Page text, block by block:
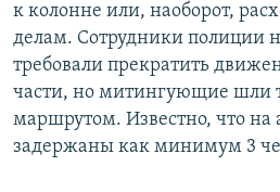
к колонне или, наоборот,
делам. Сотрудники полиции
требовали прекратить
части, но митингующие шли
маршрутом. Известно, что на
задержаны как минимум 3